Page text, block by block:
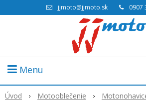
jjmoto@jjmoto.sk 0907
Menu
Úvod Motooblečenie